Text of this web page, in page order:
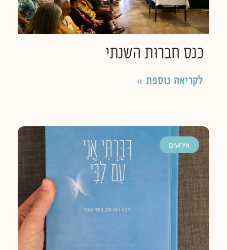
כנס חברוּת השנתי
לקריאה נוספת »
אירועים